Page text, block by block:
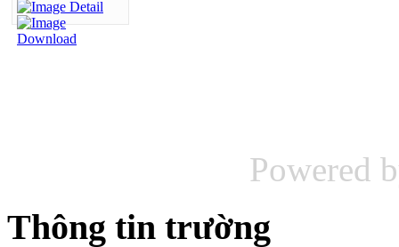
Powered
Thông tin trường